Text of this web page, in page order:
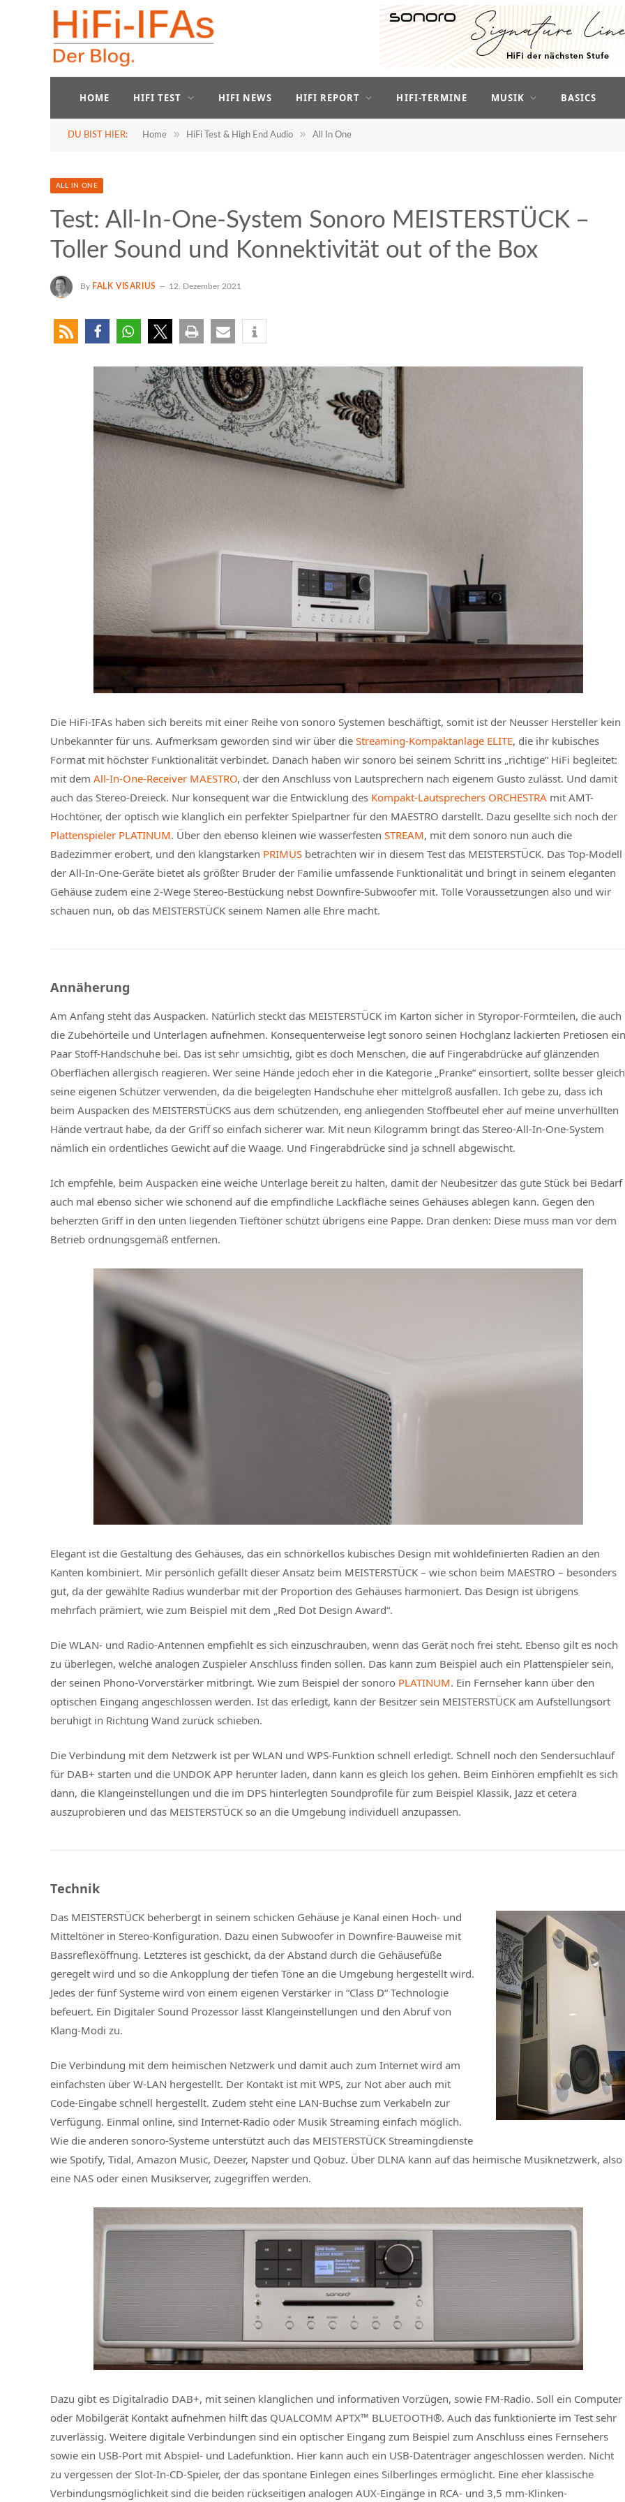
HOME HIFI TEST HIFI NEWS HIFI REPORT HIFI-TERMINE MUSIK BASICS
DU BIST HIER: Home » HiFi Test & High End Audio » All In One
ALL IN ONE
Test: All-In-One-System Sonoro MEISTERSTÜCK –
Toller Sound und Konnektivität out of the Box
By FALK VISARIUS 12. Dezember 2021
Die HiFi-IFAs haben sich bereits mit einer Reihe von sonoro Systemen beschäftigt, somit ist der Neusser Hersteller kein
Unbekannter für uns. Aufmerksam geworden sind wir über die Streaming-Kompaktanlage ELITE, die ihr kubisches
Format mit höchster Funktionalität verbindet. Danach haben wir sonoro bei seinem Schritt ins „richtige“ HiFi begleitet:
mit dem All-In-One-Receiver MAESTRO, der den Anschluss von Lautsprechern nach eigenem Gusto zulässt. Und damit
auch das Stereo-Dreieck. Nur konsequent war die Entwicklung des Kompakt-Lautsprechers ORCHESTRA mit AMT-
Hochtöner, der optisch wie klanglich ein perfekter Spielpartner für den MAESTRO darstellt. Dazu gesellte sich noch der
Plattenspieler PLATINUM. Über den ebenso kleinen wie wasserfesten STREAM, mit dem sonoro nun auch die
Badezimmer erobert, und den klangstarken PRIMUS betrachten wir in diesem Test das MEISTERSTÜCK. Das Top-Modell
der All-In-One-Geräte bietet als größter Bruder der Familie umfassende Funktionalität und bringt in seinem eleganten
Gehäuse zudem eine 2-Wege Stereo-Bestückung nebst Downfire-Subwoofer mit. Tolle Voraussetzungen also und wir
schauen nun, ob das MEISTERSTÜCK seinem Namen alle Ehre macht.
Annäherung
Am Anfang steht das Auspacken. Natürlich steckt das MEISTERSTÜCK im Karton sicher in Styropor-Formteilen, die auch
die Zubehörteile und Unterlagen aufnehmen. Konsequenterweise legt sonoro seinen Hochglanz lackierten Pretiosen ein
Paar Stoff-Handschuhe bei. Das ist sehr umsichtig, gibt es doch Menschen, die auf Fingerabdrücke auf glänzenden
Oberflächen allergisch reagieren. Wer seine Hände jedoch eher in die Kategorie „Pranke“ einsortiert, sollte besser gleich
seine eigenen Schützer verwenden, da die beigelegten Handschuhe eher mittelgroß ausfallen. Ich gebe zu, dass ich
beim Auspacken des MEISTERSTÜCKS aus dem schützenden, eng anliegenden Stoffbeutel eher auf meine unverhüllten
Hände vertraut habe, da der Griff so einfach sicherer war. Mit neun Kilogramm bringt das Stereo-All-In-One-System
nämlich ein ordentliches Gewicht auf die Waage. Und Fingerabdrücke sind ja schnell abgewischt.
Ich empfehle, beim Auspacken eine weiche Unterlage bereit zu halten, damit der Neubesitzer das gute Stück bei Bedarf
auch mal ebenso sicher wie schonend auf die empfindliche Lackfläche seines Gehäuses ablegen kann. Gegen den
beherzten Griff in den unten liegenden Tieftöner schützt übrigens eine Pappe. Dran denken: Diese muss man vor dem
Betrieb ordnungsgemäß entfernen.
Elegant ist die Gestaltung des Gehäuses, das ein schnörkellos kubisches Design mit wohldefinierten Radien an den
Kanten kombiniert. Mir persönlich gefällt dieser Ansatz beim MEISTERSTÜCK – wie schon beim MAESTRO – besonders
gut, da der gewählte Radius wunderbar mit der Proportion des Gehäuses harmoniert. Das Design ist übrigens
mehrfach prämiert, wie zum Beispiel mit dem „Red Dot Design Award“.
Die WLAN- und Radio-Antennen empfiehlt es sich einzuschrauben, wenn das Gerät noch frei steht. Ebenso gilt es noch
zu überlegen, welche analogen Zuspieler Anschluss finden sollen. Das kann zum Beispiel auch ein Plattenspieler sein,
der seinen Phono-Vorverstärker mitbringt. Wie zum Beispiel der sonoro PLATINUM. Ein Fernseher kann über den
optischen Eingang angeschlossen werden. Ist das erledigt, kann der Besitzer sein MEISTERSTÜCK am Aufstellungsort
beruhigt in Richtung Wand zurück schieben.
Die Verbindung mit dem Netzwerk ist per WLAN und WPS-Funktion schnell erledigt. Schnell noch den Sendersuchlauf
für DAB+ starten und die UNDOK APP herunter laden, dann kann es gleich los gehen. Beim Einhören empfiehlt es sich
dann, die Klangeinstellungen und die im DPS hinterlegten Soundprofile für zum Beispiel Klassik, Jazz et cetera
auszuprobieren und das MEISTERSTÜCK so an die Umgebung individuell anzupassen.
Technik
Das MEISTERSTÜCK beherbergt in seinem schicken Gehäuse je Kanal einen Hoch- und
Mitteltöner in Stereo-Konfiguration. Dazu einen Subwoofer in Downfire-Bauweise mit
Bassreflexöffnung. Letzteres ist geschickt, da der Abstand durch die Gehäusefüße
geregelt wird und so die Ankopplung der tiefen Töne an die Umgebung hergestellt wird.
Jedes der fünf Systeme wird von einem eigenen Verstärker in “Class D“ Technologie
befeuert. Ein Digitaler Sound Prozessor lässt Klangeinstellungen und den Abruf von
Klang-Modi zu.
Die Verbindung mit dem heimischen Netzwerk und damit auch zum Internet wird am
einfachsten über W-LAN hergestellt. Der Kontakt ist mit WPS, zur Not aber auch mit
Code-Eingabe schnell hergestellt. Zudem steht eine LAN-Buchse zum Verkabeln zur
Verfügung. Einmal online, sind Internet-Radio oder Musik Streaming einfach möglich.
Wie die anderen sonoro-Systeme unterstützt auch das MEISTERSTÜCK Streamingdienste
wie Spotify, Tidal, Amazon Music, Deezer, Napster und Qobuz. Über DLNA kann auf das heimische Musiknetzwerk, also
eine NAS oder einen Musikserver, zugegriffen werden.
Dazu gibt es Digitalradio DAB+, mit seinen klanglichen und informativen Vorzügen, sowie FM-Radio. Soll ein Computer
oder Mobilgerät Kontakt aufnehmen hilft das QUALCOMM APTX™ BLUETOOTH®. Auch das funktionierte im Test sehr
zuverlässig. Weitere digitale Verbindungen sind ein optischer Eingang zum Beispiel zum Anschluss eines Fernsehers
sowie ein USB-Port mit Abspiel- und Ladefunktion. Hier kann auch ein USB-Datenträger angeschlossen werden. Nicht
zu vergessen der Slot-In-CD-Spieler, der das spontane Einlegen eines Silberlinges ermöglicht. Eine eher klassische
Verbindungsmöglichkeit sind die beiden rückseitigen analogen AUX-Eingänge in RCA- und 3,5 mm-Klinken-